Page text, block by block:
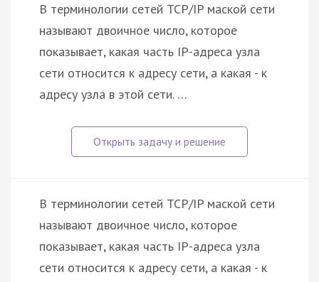
В терминологии сетей TCP/IP маской сети
называют двоичное число, которое
показывает, какая часть IP-адреса узла
сети относится к адресу сети, а какая - к
адресу узла в этой сети. …
В терминологии сетей TCP/IP маской сети
называют двоичное число, которое
показывает, какая часть IP-адреса узла
сети относится к адресу сети, а какая - к